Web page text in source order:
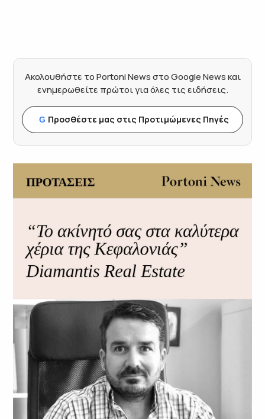
Ακολουθήστε το Portoni News στο Google News και
ενημερωθείτε πρώτοι για όλες τις ειδήσεις.
G Προσθέστε μας στις Προτιμώμενες Πηγές